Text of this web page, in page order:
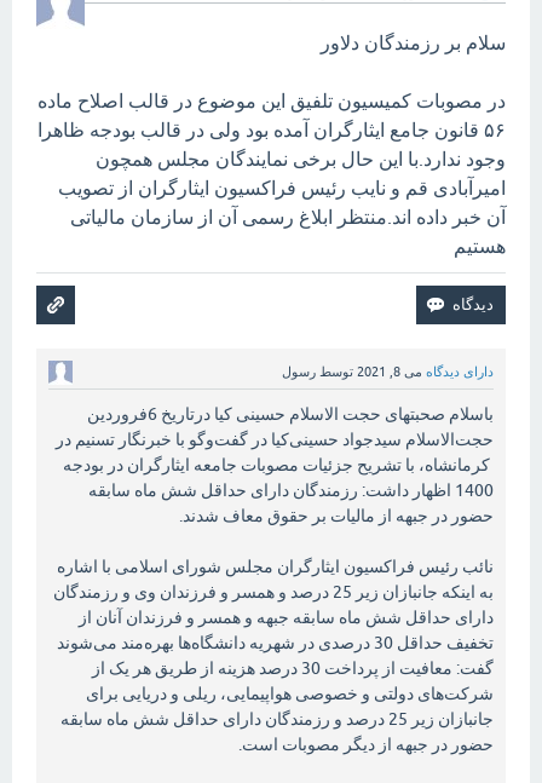
سلام بر رزمندگان دلاور
در مصوبات کمیسیون تلفیق این موضوع در قالب اصلاح ماده
۵۶ قانون جامع ایثارگران آمده بود ولی در قالب بودجه ظاهرا
وجود ندارد.با این حال برخی نمایندگان مجلس همچون
امیرآبادی قم و نایب رئیس فراکسیون ایثارگران از تصویب
آن خبر داده اند.منتظر ابلاغ رسمی آن از سازمان مالیاتی
هستیم
دارای دیدگاه می 8, 2021 توسط رسول
باسلام صحبتهای حجت الاسلام حسینی کیا درتاریخ 6فروردین
حجت‌الاسلام سیدجواد حسینی‌کیا در گفت‌وگو با خبرنگار تسنیم در
کرمانشاه، با تشریح جزئیات مصوبات جامعه ایثارگران در بودجه
1400 اظهار داشت: رزمندگان دارای حداقل شش ماه سابقه
حضور در جبهه از مالیات بر حقوق معاف شدند.
نائب رئیس فراکسیون ایثارگران مجلس شورای اسلامی با اشاره
به اینکه جانبازان زیر 25 درصد و همسر و فرزندان وی و رزمندگان
دارای حداقل شش ماه سابقه جبهه و همسر و فرزندان آنان از
تخفیف حداقل 30 درصدی در شهریه دانشگاه‌ها بهره‌مند می‌شوند
گفت: معافیت از پرداخت 30 درصد هزینه از طریق هر یک از
شرکت‌های دولتی و خصوصی هواپیمایی، ریلی و دریایی برای
جانبازان زیر 25 درصد و رزمندگان دارای حداقل شش ماه سابقه
حضور در جبهه از دیگر مصوبات است.